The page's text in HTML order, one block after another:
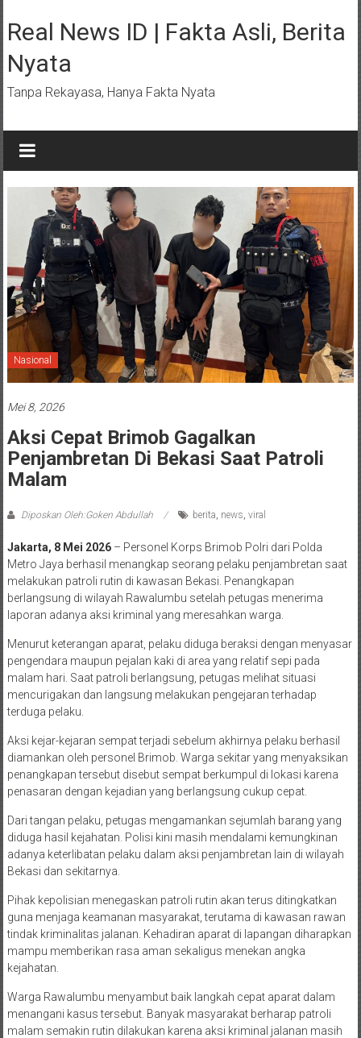
ke
konten
Real News ID | Fakta Asli, Berita
Nyata
Tanpa Rekayasa, Hanya Fakta Nyata
Nasional
Mei 8, 2026
Aksi Cepat Brimob Gagalkan
Penjambretan Di Bekasi Saat Patroli
Malam
Diposkan Oleh:Goken Abdullah berita news viral
Jakarta, 8 Mei 2026– Personel Korps Brimob Polri dari Polda
Metro Jaya berhasil menangkap seorang pelaku penjambretan saat
melakukan patroli rutin di kawasan Bekasi. Penangkapan
berlangsung di wilayah Rawalumbu setelah petugas menerima
laporan adanya aksi kriminal yang meresahkan warga.
Menurut keterangan aparat, pelaku diduga beraksi dengan menyasar
pengendara maupun pejalan kaki di area yang relatif sepi pada
malam hari. Saat patroli berlangsung, petugas melihat situasi
mencurigakan dan langsung melakukan pengejaran terhadap
terduga pelaku.
Aksi kejar-kejaran sempat terjadi sebelum akhirnya pelaku berhasil
diamankan oleh personel Brimob. Warga sekitar yang menyaksikan
penangkapan tersebut disebut sempat berkumpul di lokasi karena
penasaran dengan kejadian yang berlangsung cukup cepat.
Dari tangan pelaku, petugas mengamankan sejumlah barang yang
diduga hasil kejahatan. Polisi kini masih mendalami kemungkinan
adanya keterlibatan pelaku dalam aksi penjambretan lain di wilayah
Bekasi dan sekitarnya.
Pihak kepolisian menegaskan patroli rutin akan terus ditingkatkan
guna menjaga keamanan masyarakat, terutama di kawasan rawan
tindak kriminalitas jalanan. Kehadiran aparat di lapangan diharapkan
mampu memberikan rasa aman sekaligus menekan angka
kejahatan.
Warga Rawalumbu menyambut baik langkah cepat aparat dalam
menangani kasus tersebut. Banyak masyarakat berharap patroli
malam semakin rutin dilakukan karena aksi kriminal jalanan masih